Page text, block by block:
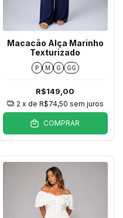
Macacão Alça Marinho
Texturizado
P M G GG
R$149,00
2 x de R$74,50 sem juros
COMPRAR